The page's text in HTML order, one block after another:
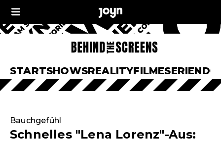
STARTSHOWSREALITYFILMESERIEN
Bauchgefühl
Schnelles "Lena Lorenz"-Aus: